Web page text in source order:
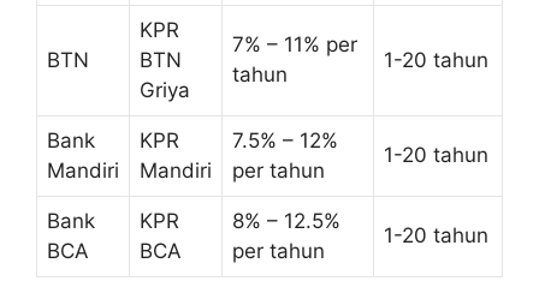
BTN
KPR
BTN
Griya
7% – 11% per
tahun
1-20 tahun
Bank
Mandiri
KPR
Mandiri
7.5% – 12%
per tahun
1-20 tahun
Bank
BCA
KPR
BCA
8% – 12.5%
per tahun
1-20 tahun